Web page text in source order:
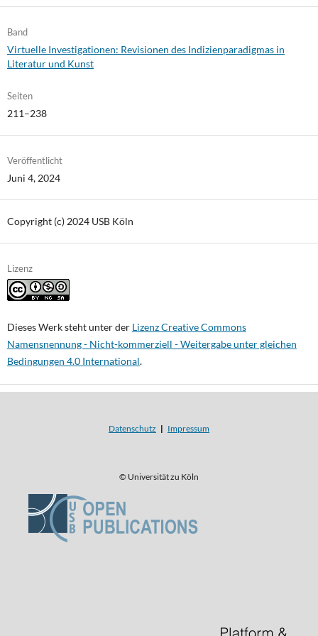
Band
Virtuelle Investigationen: Revisionen des Indizienparadigmas in
Literatur und Kunst
Seiten
211–238
Veröffentlicht
Juni 4, 2024
Copyright (c) 2024 USB Köln
Lizenz
Dieses Werk steht unter der Lizenz Creative Commons
Namensnennung - Nicht-kommerziell - Weitergabe unter gleichen
Bedingungen 4.0 International.
Datenschutz | Impressum
© Universität zu Köln